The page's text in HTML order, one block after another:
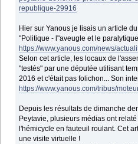
republique-29916
Hier sur Yanous je lisais un article
"Politique - l"aveugle et le
https://www.yanous.com/news/
Selon cet article, les locaux de
"testés" par une députée utilisant
2016 et c'était pas folichon... Son
https://www.yanous.com/tribus/
Depuis les résultats de dimanche
Peytavie, plusieurs médias ont
l'hémicycle en fauteuil roulant. Cet
une visite virtuelle !